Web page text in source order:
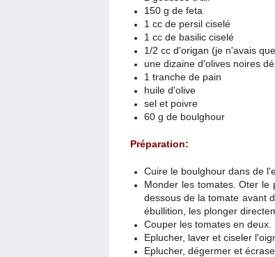
150 g de feta
1 cc de persil ciselé
1 cc de basilic ciselé
1/2 cc d'origan (je n'avais
une dizaine d'olives noires
1 tranche de pain
huile d'olive
sel et poivre
60 g de boulghour
Préparation:
Cuire le boulghour dans de
Monder les tomates. Oter
dessous de la tomate avant
ébullition, les plonger
Couper les tomates en deux.
Eplucher, laver et ciseler
Eplucher, dégermer et